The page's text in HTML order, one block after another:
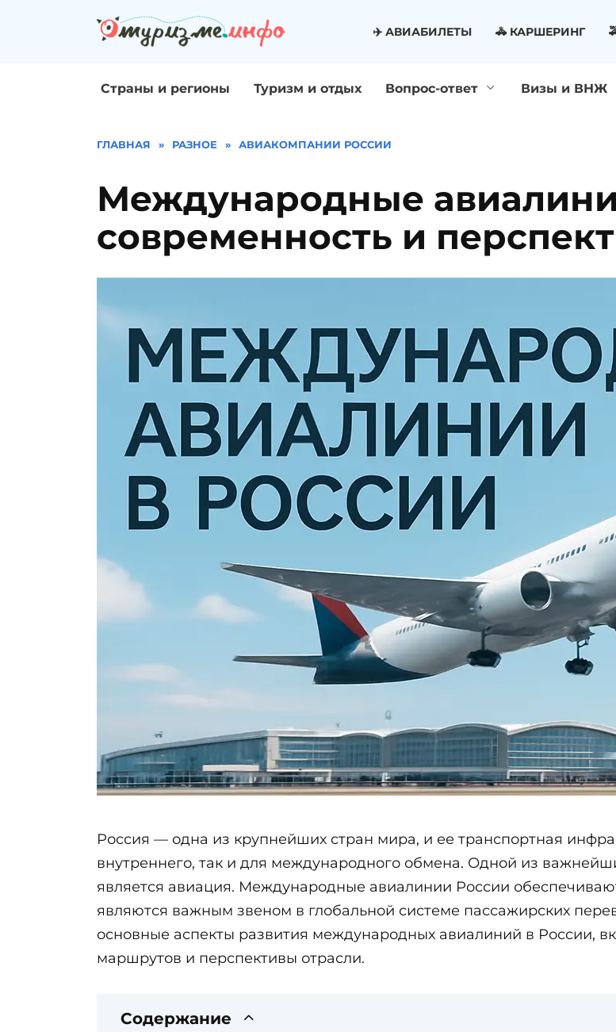
✈️ АВИАБИЛЕТЫ 🚓 КАРШЕРИНГ
Страны и регионы Туризм и отдых Вопрос-ответ Визы и ВНЖ
ГЛАВНАЯ » РАЗНОЕ » АВИАКОМПАНИИ РОССИИ
Международные
современность и
Россия — одна из крупнейших стран мира, и ее транспортная
внутреннего, так и для международного обмена. Одной из
является авиация. Международные авиалинии России
являются важным звеном в глобальной системе пассажирских
основные аспекты развития международных авиалиний в России,
маршрутов и перспективы отрасли.
Содержание